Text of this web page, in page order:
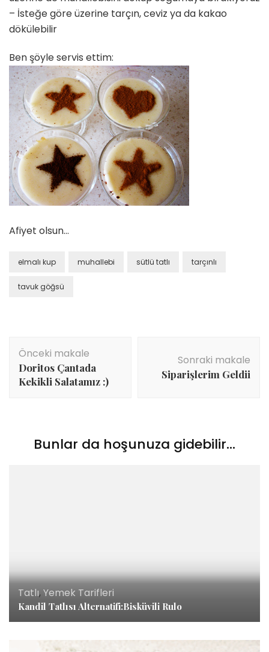
– İsteğe göre üzerine tarçın, ceviz ya da kakao
dökülebilir
Ben şöyle servis ettim:
Afiyet olsun…
elmalı kup muhallebi sütlü tatlı tarçınlı
tavuk göğsü
Yazı
dolaşımı
Önceki makale
Doritos Çantada
Kekikli Salatamız :)
Sonraki makale
Siparişlerim Geldii
Bunlar da hoşunuza gidebilir...
Tatlı,Yemek Tarifleri
Kandil Tatlısı Alternatifi:Bisküvili Rulo